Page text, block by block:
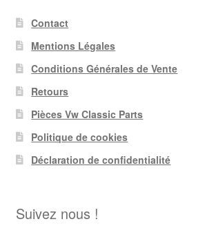
Contact
Mentions Légales
Conditions Générales de Vente
Retours
Pièces Vw Classic Parts
Politique de cookies
Déclaration de confidentialité
Suivez nous !